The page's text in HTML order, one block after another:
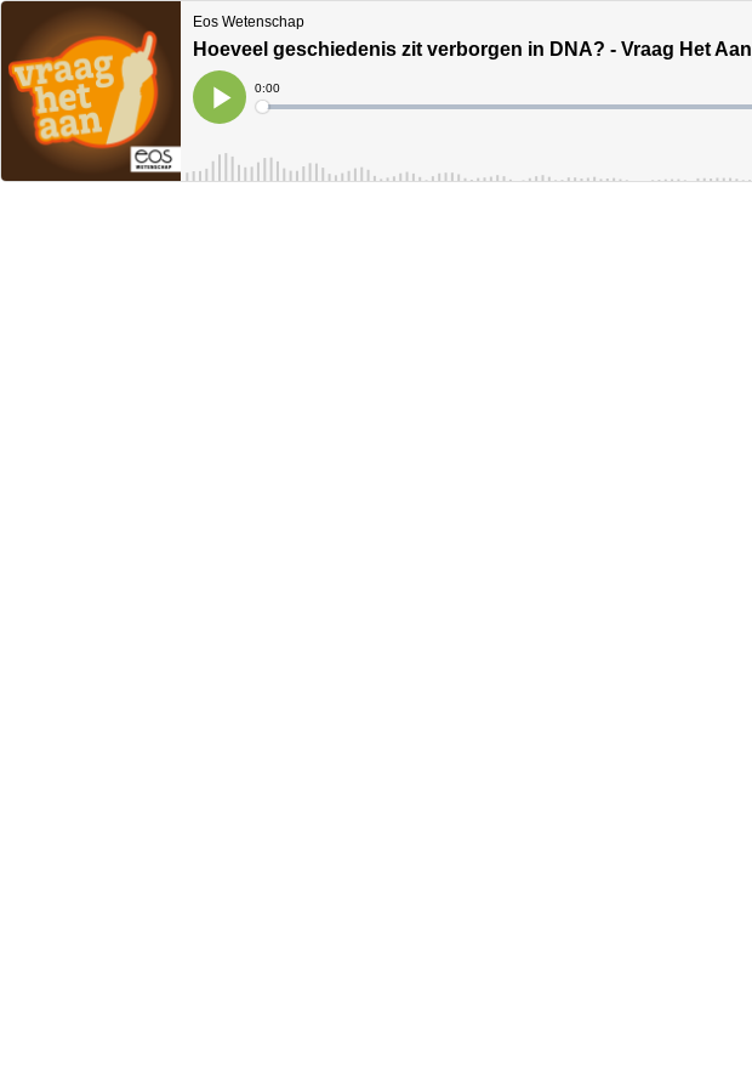
Eos Wetenschap
Hoeveel geschiedenis zit verborgen in DNA? - Vraag Het Aan
Play
Current
Time
0:00
Loaded: